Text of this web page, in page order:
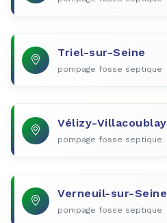
Triel-sur-Seine
pompage fosse septique
Vélizy-Villacoublay
pompage fosse septique
Verneuil-sur-Seine
pompage fosse septique